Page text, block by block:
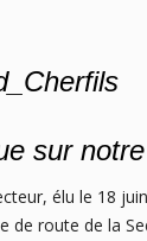
sur
élu le 18
de route de la